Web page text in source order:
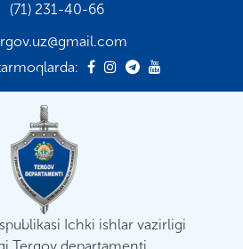
(71) 231-40-66
Ichki ishlar vazirligi